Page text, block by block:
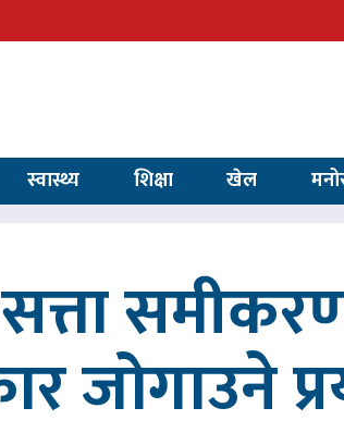
स्वास्थ्य शिक्षा खेल
सत्ता
जोगाउने